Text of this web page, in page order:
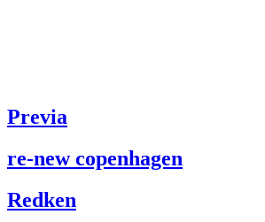
Previa
re-new copenhagen
Redken